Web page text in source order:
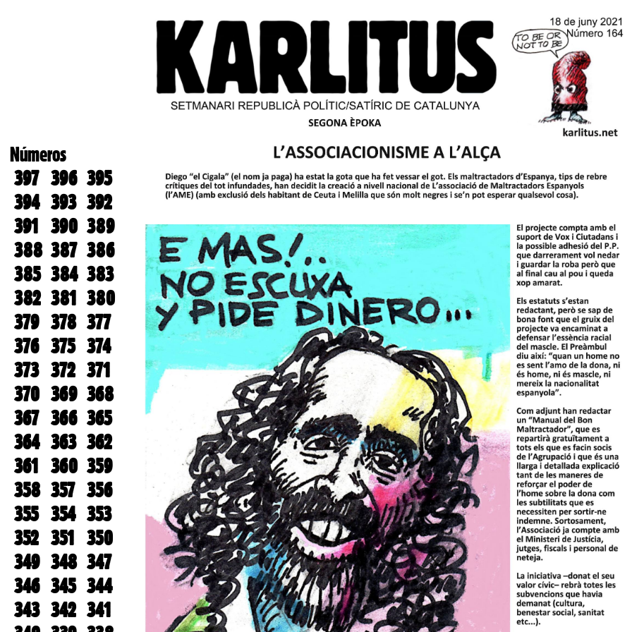
Números
397 396 395
394 393 392
391 390 389
388 387 386
385 384 383
382 381 380
379 378 377
376 375 374
373 372 371
370 369 368
367 366 365
364 363 362
361 360 359
358 357 356
355 354 353
352 351 350
349 348 347
346 345 344
343 342 341